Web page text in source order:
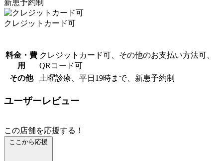
新患予約制
クレジットカード可
料金・費
用
クレジットカード可、その他のお支払い方法可、
QRコード可
その他
土曜診療、平日19時まで、新患予約制
ユーザーレビュー
この店舗を応援する！
ここから応援